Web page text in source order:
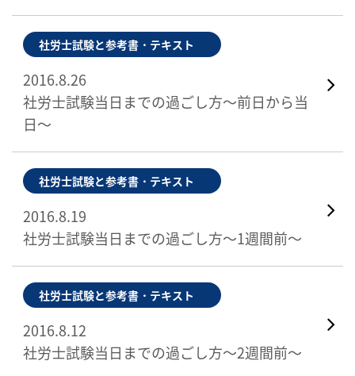
社労士試験と参考書・テキスト
2016.8.26
社労士試験当日までの過ごし方～前日から当
日～
社労士試験と参考書・テキスト
2016.8.19
社労士試験当日までの過ごし方～1週間前～
社労士試験と参考書・テキスト
2016.8.12
社労士試験当日までの過ごし方～2週間前～